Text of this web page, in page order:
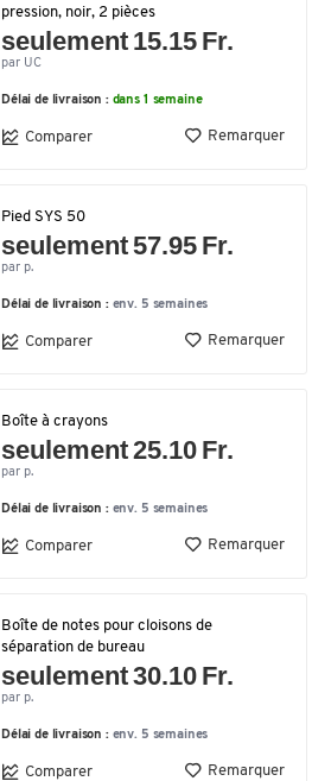
pression, noir, 2 pièces
seulement 15.15 Fr.
par UC
Délai de livraison : dans 1 semaine
Comparer Remarquer
Pied SYS 50
seulement 57.95 Fr.
par p.
Délai de livraison : env. 5 semaines
Comparer Remarquer
Boîte à crayons
seulement 25.10 Fr.
par p.
Délai de livraison : env. 5 semaines
Comparer Remarquer
Boîte de notes pour cloisons de
séparation de bureau
seulement 30.10 Fr.
par p.
Délai de livraison : env. 5 semaines
Comparer Remarquer